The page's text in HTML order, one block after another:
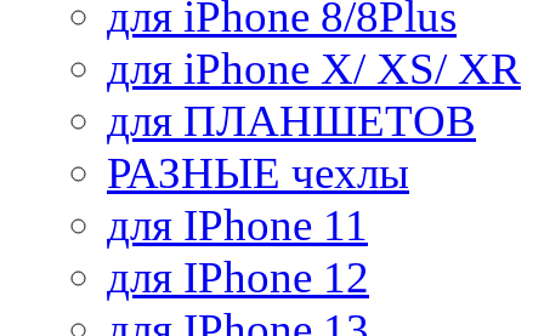
для iPhone 8/8Plus
для iPhone X/ XS/ XR
для ПЛАНШЕТОВ
РАЗНЫЕ чехлы
для IPhone 11
для IPhone 12